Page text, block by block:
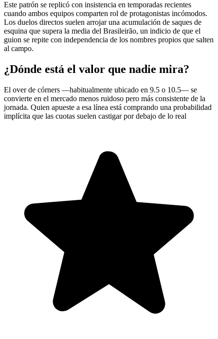
Este patrón se replicó con insistencia en temporadas recientes
cuando ambos equipos comparten rol de protagonistas incómodos.
Los duelos directos suelen arrojar una acumulación de saques de
esquina que supera la media del Brasileirão, un indicio de que el
guion se repite con independencia de los nombres propios que salten
al campo.
¿Dónde está el valor que nadie mira?
El over de córners —habitualmente ubicado en 9.5 o 10.5— se
convierte en el mercado menos ruidoso pero más consistente de la
jornada. Quien apueste a esa línea está comprando una probabilidad
implícita que las cuotas suelen castigar por debajo de lo real